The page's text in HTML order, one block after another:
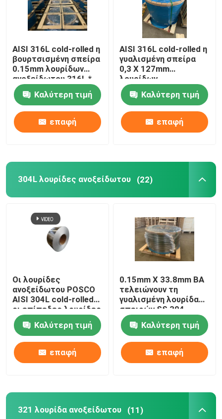
AISI 316L cold-rolled η
βουρτσισμένη σπείρα
0.15mm λουρίδων
ανοξείδωτου 316L *
48mm
Καλύτερη τιμή
επαφή
AISI 316L cold-rolled η
γυαλισμένη σπείρα
0,3 X 127mm
λουρίδων
ανοξείδωτου
Καλύτερη τιμή
επαφή
304L λουρίδες ανοξείδωτου (22)
Οι λουρίδες
ανοξείδωτου POSCO
AISI 304L cold-rolled
οι επίπεδες λουρίδες
0.2*50.5mm μετάλλων
Καλύτερη τιμή
επαφή
0.15mm X 33.8mm BA
τελειώνουν τη
γυαλισμένη λουρίδα
σπειρών SS 304
σπειρών ανοξείδωτου
Καλύτερη τιμή
επαφή
321 λουρίδα ανοξείδωτου (11)